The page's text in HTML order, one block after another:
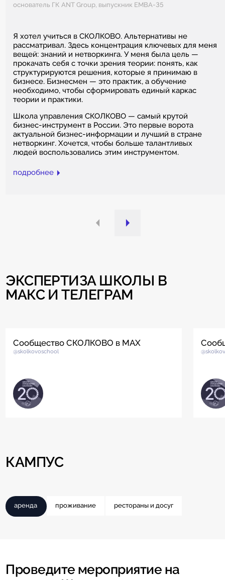
основатель ГК ANT Group, выпускник EMBA-35
Я хотел учиться в СКОЛКОВО. Альтернативы не
рассматривал. Здесь концентрация ключевых для меня
вещей: знаний и нетворкинга. У меня была цель —
прокачать себя с точки зрения теории: понять, как
структурируются решения, которые я принимаю в
бизнесе. Бизнесмен — это практик, а обучение
необходимо, чтобы сформировать единый каркас
теории и практики.
Школа управления СКОЛКОВО — самый крутой
бизнес-инструмент в России. Это первые ворота
актуальной бизнес-информации и лучший в стране
нетворкинг. Хочется, чтобы больше талантливых
людей воспользовались этим инструментом.
подробнее
ЭКСПЕРТИЗА ШКОЛЫ В
МАКС И ТЕЛЕГРАМ
Сообщество СКОЛКОВО в MAX
@skolkovoschool
КАМПУС
аренда проживание рестораны и досуг
Проведите мероприятие на